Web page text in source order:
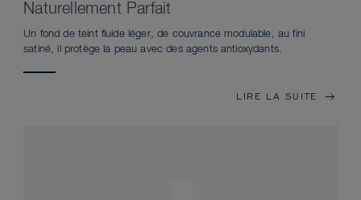
Naturellement Parfait
Un fond de teint fluide léger, de couvrance modulable, au fini
satiné, il protège la peau avec des agents antioxydants.
LIRE LA SUITE